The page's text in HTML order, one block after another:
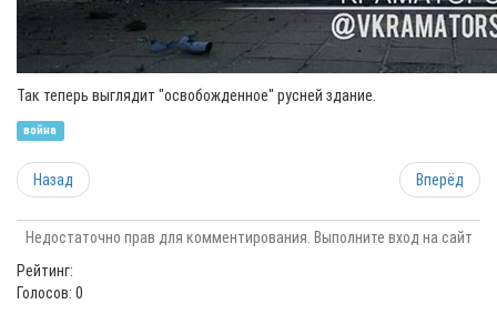
Так теперь выглядит "освобожденное" русней здание.
война
Назад Вперёд
Недостаточно прав для комментирования. Выполните вход на сайт
Рейтинг:
Голосов: 0